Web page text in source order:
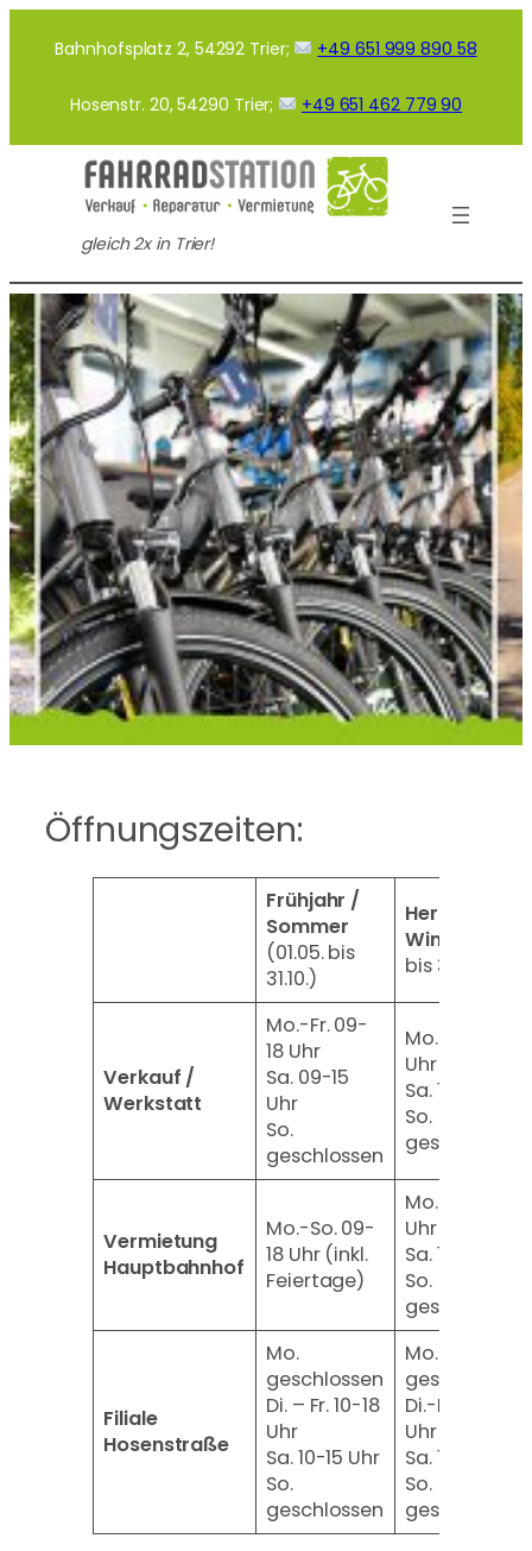
InhaltBahnhofsplatz 2, 54292 Trier; +49 651 999 890 58
Hosenstr. 20, 54290 Trier; +49 651 462 779 90
gleich 2x in Trier!
Öffnungszeiten:
Frühjahr /
Sommer
(01.05. bis
31.10.)
Herbst /
Winter
bis 30.04.)
Verkauf /
Werkstatt
Mo.-Fr. 09-
18 Uhr
Sa. 09-15
Uhr
So.
geschlossen
Mo.-Fr. 10-18
Uhr
Sa. 10-15 Uhr
So.
geschlossen
Vermietung
Hauptbahnhof
Mo.-So. 09-
18 Uhr (inkl.
Feiertage)
Mo.-Fr. 10-18
Uhr
Sa. 10-15 Uhr
So.
geschlossen
Filiale
Hosenstraße
Mo.
geschlossen
Di. – Fr. 10-18
Uhr
Sa. 10-15 Uhr
So.
geschlossen
Mo.
geschlossen
Di.-Fr. 10-18
Uhr
Sa. 10-15 Uhr
So.
geschlossen